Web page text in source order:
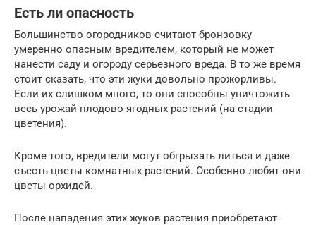
Есть ли опасность
Большинство огородников считают бронзовку
умеренно опасным вредителем, который не может
нанести саду и огороду серьезного вреда. В то же время
стоит сказать, что эти жуки довольно прожорливы.
Если их слишком много, то они способны уничтожить
весь урожай плодово-ягодных растений (на стадии
цветения).
Кроме того, вредители могут обгрызать литься и даже
съесть цветы комнатных растений. Особенно любят они
цветы орхидей.
После нападения этих жуков растения приобретают